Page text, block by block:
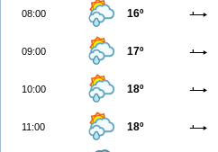
08:00 16º
09:00 17º
10:00 18º
11:00 18º